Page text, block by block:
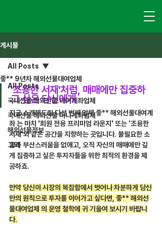
게시물
All Posts
국내선물 해외선물 대여계좌업체
국내선물 해외선물 미니계좌업체
해외선물정보
그외
All Posts
좋** 9년차 해외선물대여업체
'조용한 서재'처럼, 매매에만 집중하
고 싶은 당신에게
지금 소개해드릴 다섯 번째 업체 좋** 해외선물대여계
좌 는 마치 '회원 전용 프리미엄 라운지' 또는 '조용한
서재'와 같은 공간을 지향하는 곳입니다. 불필요한 소
음과 부산스러움을 없애고, 오직 자신의 매매에만 깊
게 집중하고 싶은 투자자들을 위한 최적의 환경을 제
공하죠.
만약 당신이 시장의 복잡함에서 벗어나 차분하게 당신
만의 원칙으로 투자를 이어가고 싶다면, 좋** 해외선
물대여업체 의 운영 철학에 귀 기울여 보시기 바랍니
다.